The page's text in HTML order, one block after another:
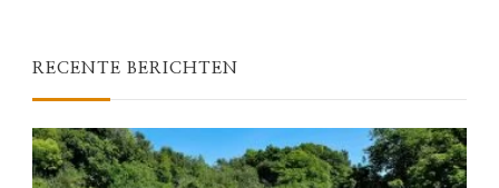
RECENTE BERICHTEN